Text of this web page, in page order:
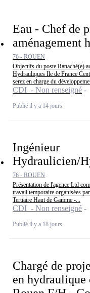
Eau - Chef de
aménagement
76 - ROUEN
Objectifs du poste Rattaché(e)
Hydrauliques Ile de France
serez en charge du
CDI - Non renseigné
Publié il y a 14 jours
Ingénieur
Hydraulicien/
76 - ROUEN
Présentation de l'agence Ltd
travail temporaire organisées
Tertiaire Haut de Gamme -...
CDI - Non renseigné
Publié il y a 18 jours
Chargé de
en hydraulique